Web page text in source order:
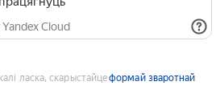
Cloud
ласка, скарыстайцеформай зваротнай